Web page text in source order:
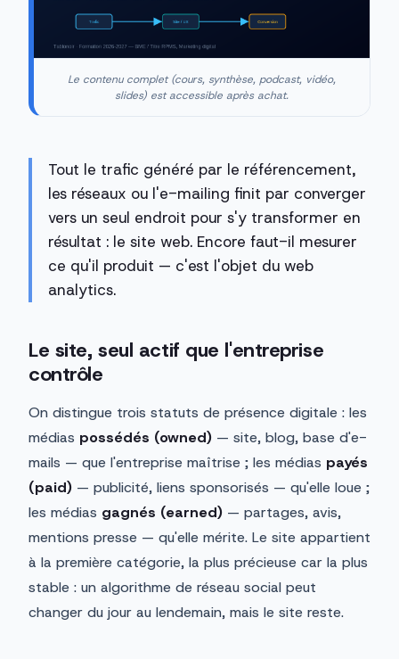
Le contenu complet (cours, synthèse, podcast, vidéo,
slides) est accessible après achat.
Tout le trafic généré par le référencement,
les réseaux ou l'e-mailing finit par converger
vers un seul endroit pour s'y transformer en
résultat : le site web. Encore faut-il mesurer
ce qu'il produit — c'est l'objet du web
analytics.
Le site, seul actif que l'entreprise
contrôle
On distingue trois statuts de présence digitale : les
médias possédés (owned) — site, blog, base d'e-
mails — que l'entreprise maîtrise ; les médias payés
(paid) — publicité, liens sponsorisés — qu'elle loue ;
les médias gagnés (earned) — partages, avis,
mentions presse — qu'elle mérite. Le site appartient
à la première catégorie, la plus précieuse car la plus
stable : un algorithme de réseau social peut
changer du jour au lendemain, mais le site reste.